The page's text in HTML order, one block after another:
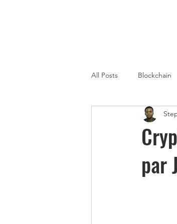
All Posts Blockchain
Strategies de
Gagner de l'Argent
par